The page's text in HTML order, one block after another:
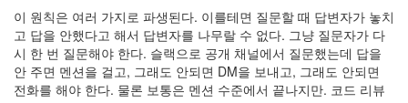
이 원칙은 여러 가지로 파생된다. 이를테면 질문할 때 답변자가 놓치
고 답을 안했다고 해서 답변자를 나무랄 수 없다. 그냥 질문자가 다
시 한 번 질문해야 한다. 슬랙으로 공개 채널에서 질문했는데 답을
안 주면 멘션을 걸고, 그래도 안되면 DM을 보내고, 그래도 안되면
전화를 해야 한다. 물론 보통은 멘션 수준에서 끝나지만. 코드 리뷰